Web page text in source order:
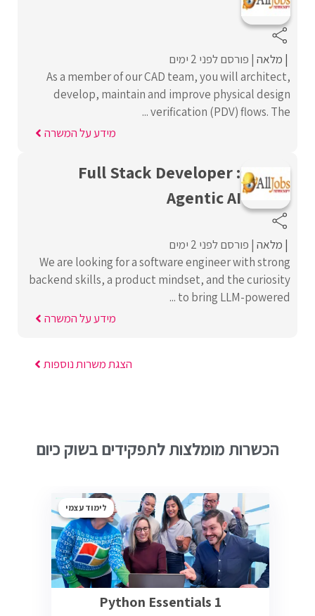
מלאה פורסם לפני 2 ימים
As a member of our CAD team, you will architect,
develop, maintain and improve physical design
verification (PDV) flows. The ...
מידע על המשרה
Full Stack Developer :
Agentic AI
מלאה פורסם לפני 2 ימים
We are looking for a software engineer with strong
backend skills, a product mindset, and the curiosity
to bring LLM-powered ...
מידע על המשרה
הצגת משרות נוספות
הכשרות מומלצות לתפקידים בשוק כיום
לימוד עצמי
Python Essentials 1